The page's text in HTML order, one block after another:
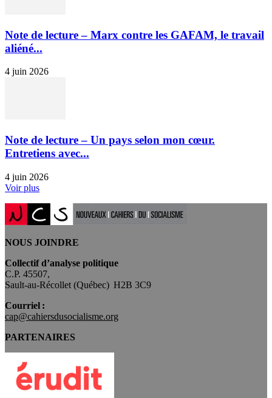
Note de lecture – Marx contre les GAFAM, le travail
aliéné...
4 juin 2026
Note de lecture – Un pays selon mon cœur.
Entretiens avec...
4 juin 2026
Voir plus
NOUS JOINDRE
Collectif d’analyse politique
C.P. 45507,
Sault-au-Récollet (Québec) H2B 3C9
Courriel :
cap@cahiersdusocialisme.org
PARTENAIRES